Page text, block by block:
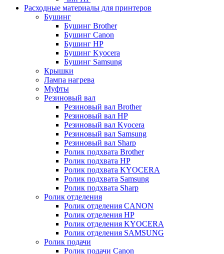
Расходные материалы для принтеров
Бушинг
Бушинг Brother
Бушинг Canon
Бушинг HP
Бушинг Kyocera
Бушинг Samsung
Крышки
Лампа нагрева
Муфты
Резиновый вал
Резиновый вал Brother
Резиновый вал HP
Резиновый вал Kyocera
Резиновый вал Samsung
Резиновый вал Sharp
Ролик подхвата Brother
Ролик подхвата HP
Ролик подхвата KYOCERA
Ролик подхвата Samsung
Ролик подхвата Sharp
Ролик отделения
Ролик отделения CANON
Ролик отделения HP
Ролик отделения KYOCERA
Ролик отделения SAMSUNG
Ролик подачи
Ролик подачи Canon